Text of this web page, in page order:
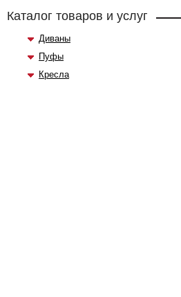
Каталог товаров и услуг
Диваны
Пуфы
Кресла